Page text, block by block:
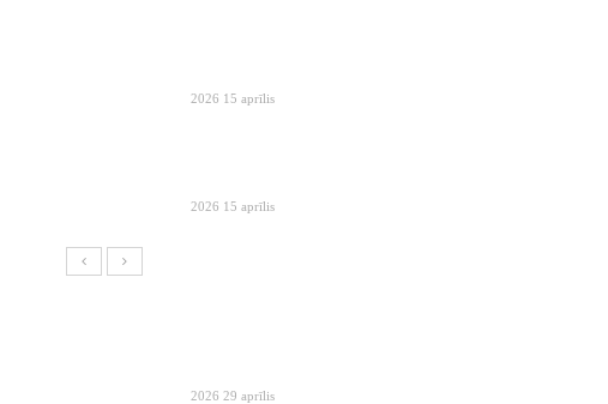
2026 15 aprīlis
2026 15 aprīlis
2026 29 aprīlis